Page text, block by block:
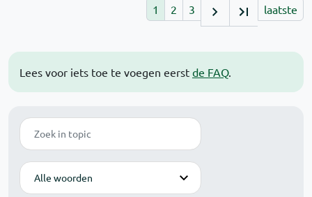
Lees voor iets toe te voegen eerst de FAQ.
Zoek
Modus
1 2 3 laatste